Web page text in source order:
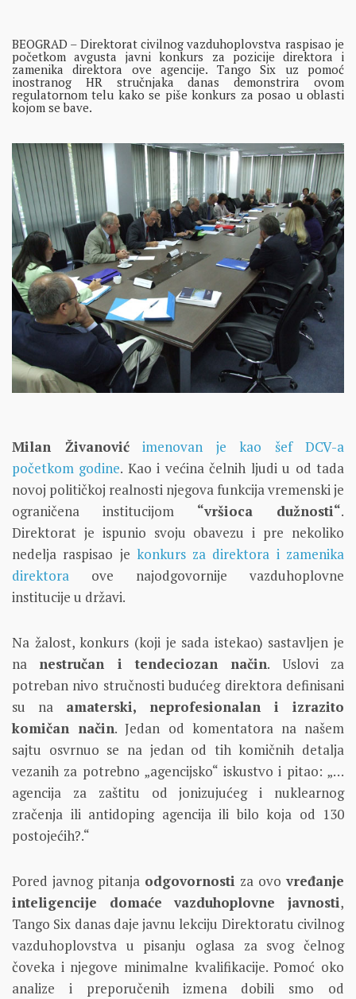
BEOGRAD – Direktorat civilnog vazduhoplovstva raspisao je
početkom avgusta javni konkurs za pozicije direktora i
zamenika direktora ove agencije. Tango Six uz pomoć
inostranog HR stručnjaka danas demonstrira ovom
regulatornom telu kako se piše konkurs za posao u oblasti
kojom se bave.
Milan Živanović
imenovan je kao šef DCV-a
početkom godine. Kao i većina čelnih ljudi u od tada
novoj političkoj realnosti njegova funkcija vremenski je
ograničena institucijom “vršioca dužnosti“.
Direktorat je ispunio svoju obavezu i pre nekoliko
nedelja raspisao je konkurs za direktora i zamenika
direktora ove najodgovornije vazduhoplovne
institucije u državi.
Na žalost, konkurs (koji je sada istekao) sastavljen je
na nestručan i tendeciozan način. Uslovi za
potreban nivo stručnosti budućeg direktora definisani
su na amaterski, neprofesionalan i izrazito
komičan način. Jedan od komentatora na našem
sajtu osvrnuo se na jedan od tih komičnih detalja
vezanih za potrebno „agencijsko“ iskustvo i pitao: „…
agencija za zaštitu od jonizujućeg i nuklearnog
zračenja ili antidoping agencija ili bilo koja od 130
postojećih?.“
Pored javnog pitanja odgovornosti za ovo vređanje
inteligencije domaće vazduhoplovne javnosti,
Tango Six danas daje javnu lekciju Direktoratu civilnog
vazduhoplovstva u pisanju oglasa za svog čelnog
čoveka i njegove minimalne kvalifikacije. Pomoć oko
analize i preporučenih izmena dobili smo od